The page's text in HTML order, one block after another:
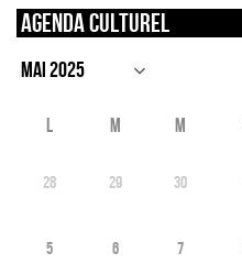
Agenda culturel
L M M
28 29 30
5 6 7